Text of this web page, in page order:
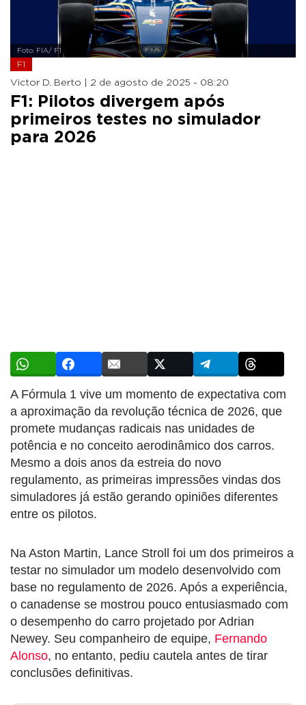
Foto: FIA/ F1
F1
Victor D. Berto | 2 de agosto de 2025 - 08:20
F1: Pilotos divergem após
primeiros testes no simulador
para 2026
A Fórmula 1 vive um momento de expectativa com
a aproximação da revolução técnica de 2026, que
promete mudanças radicais nas unidades de
potência e no conceito aerodinâmico dos carros.
Mesmo a dois anos da estreia do novo
regulamento, as primeiras impressões vindas dos
simuladores já estão gerando opiniões diferentes
entre os pilotos.
Na Aston Martin, Lance Stroll foi um dos primeiros a
testar no simulador um modelo desenvolvido com
base no regulamento de 2026. Após a experiência,
o canadense se mostrou pouco entusiasmado com
o desempenho do carro projetado por Adrian
Newey. Seu companheiro de equipe, Fernando
Alonso, no entanto, pediu cautela antes de tirar
conclusões definitivas.